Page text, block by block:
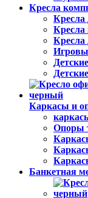
Кресла
Кресла
Кресла
Кресла
Каркасы и
Опоры
Банкетная